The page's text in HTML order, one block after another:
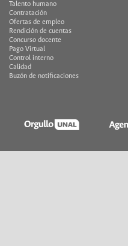
Talento humano
Contratación
Ofertas de empleo
Rendición de cuentas
Concurso docente
Pago Virtual
Control interno
Calidad
Buzón de notificaciones